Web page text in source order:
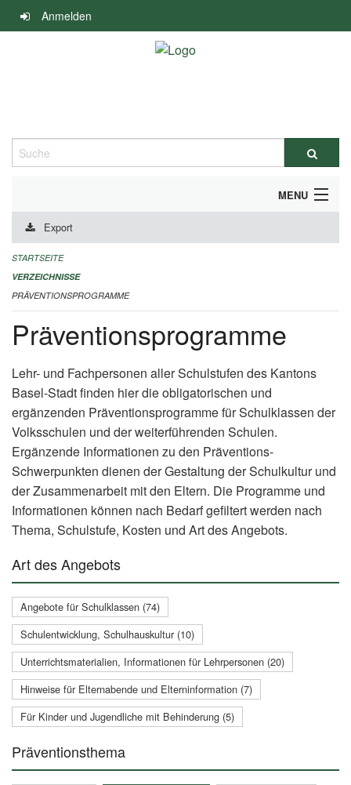
Navigation
überspringen
Anmelden
Suche
MENU
DURCHFÜHRUNG UND FINANZIERUNG
IMPRESSUM
Export
STARTSEITE
VERZEICHNISSE
PRÄVENTIONSPROGRAMME
Präventionsprogramme
Lehr- und Fachpersonen aller Schulstufen des Kantons
Basel-Stadt finden hier die obligatorischen und
ergänzenden Präventionsprogramme für Schulklassen der
Volksschulen und der weiterführenden Schulen.
Ergänzende Informationen zu den Präventions-
Schwerpunkten dienen der Gestaltung der Schulkultur und
der Zusammenarbeit mit den Eltern. Die Programme und
Informationen können nach Bedarf gefiltert werden nach
Thema, Schulstufe, Kosten und Art des Angebots.
Art des Angebots
Angebote für Schulklassen (74)
Schulentwicklung, Schulhauskultur (10)
Unterrichtsmaterialien, Informationen für Lehrpersonen (20)
Hinweise für Elternabende und Elterninformation (7)
Für Kinder und Jugendliche mit Behinderung (5)
Präventionsthema